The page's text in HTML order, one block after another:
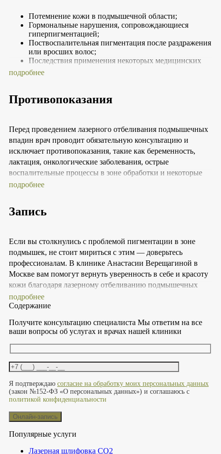
Потемнение кожи в подмышечной области;
Гормональные нарушения, сопровождающиеся
гиперпигментацией;
Поствоспалительная пигментация после раздражения
или вросших волос;
Последствия применения некоторых медицинских
препаратов;
подробнее
Противопоказания
Перед проведением лазерного отбеливания подмышечных
впадин врач проводит обязательную консультацию и
исключает противопоказания, такие как беременность,
лактация, онкологические заболевания, острые
воспалительные процессы в зоне обработки и некоторые
кожные заболевания.
подробнее
Запись
Если вы столкнулись с проблемой пигментации в зоне
подмышек, не стоит мириться с этим — доверьтесь
профессионалам. В клинике Анастасии Верещагиной в
Москве вам помогут вернуть уверенность в себе и красоту
кожи благодаря лазерному отбеливанию подмышечных
впадин.
первый шаг к ровному и светлому тону кожи!
подробнее
Содержание
Получите консультацию специалиста Мы ответим на все
ваши вопросы об услугах и врачах нашей клиники
Я подтверждаю согласие на обработку моих персональных данных
(закон №152-ФЗ «О персональных данных») и соглашаюсь с
политикой конфиденциальности
Популярные услуги
Лазерная шлифовка СО2